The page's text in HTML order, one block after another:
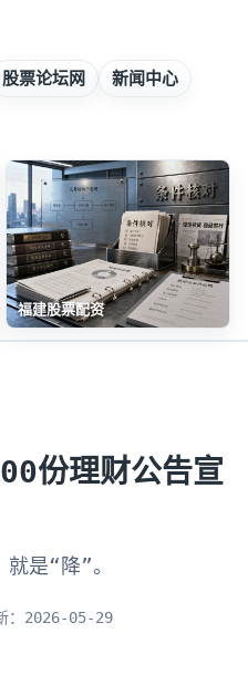
股票论坛网
新闻中心
福建股票配资
份理财公告宣
是“降”。
：2026-05-29